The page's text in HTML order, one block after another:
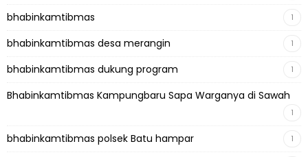
bhabinkamtibmas 1
bhabinkamtibmas desa merangin 1
bhabinkamtibmas dukung program 1
Bhabinkamtibmas Kampungbaru Sapa Warganya di Sawah
1
bhabinkamtibmas polsek Batu hampar 1